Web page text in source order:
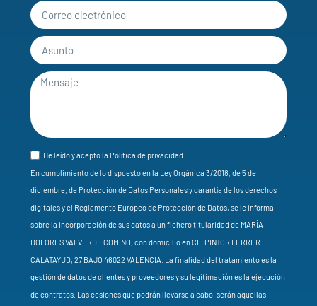
He leído y acepto la Política de privacidad
En cumplimiento de lo dispuesto en la Ley Orgánica 3/2018, de 5 de
diciembre, de Protección de Datos Personales y garantía de los derechos
digitales y el Reglamento Europeo de Protección de Datos, se le informa
sobre la incorporación de sus datos a un fichero titularidad de MARÍA
DOLORES VALVERDE COMINO, con domicilio en CL. PINTOR FERRER
CALATAYUD, 27 BAJO 46022 VALENCIA. La finalidad del tratamiento es la
gestión de datos de clientes y proveedores y su legitimación es la ejecución
de contratos. Las cesiones que podrán llevarse a cabo, serán aquellas